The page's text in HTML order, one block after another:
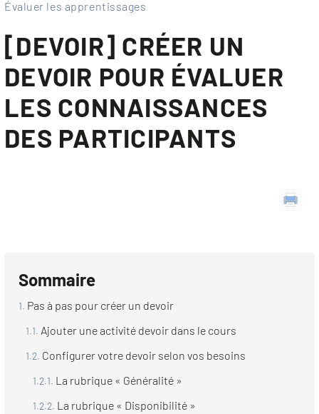
Évaluer les apprentissages
[DEVOIR] CRÉER UN
DEVOIR POUR ÉVALUER
LES CONNAISSANCES
DES PARTICIPANTS
Sommaire
Pas à pas pour créer un devoir
Ajouter une activité devoir dans le cours
Configurer votre devoir selon vos besoins
La rubrique « Généralité »
La rubrique « Disponibilité »